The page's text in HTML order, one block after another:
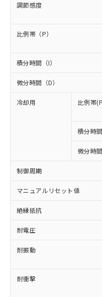
調節感度
比例帯（P）
積分時間（I）
微分時間（D）
冷却用 比例帯
積分時
微分時
制御周期
マニュアルリセット値
絶縁抵抗
耐電圧
耐振動
耐衝撃
ご利用条件
以下の条件をお
本サービス
商品の当社
(税抜)を提
※1 対応状況
対応済み：
非含有に対応し
す。
対応予定：EU
有に対応した製
対応予定なし：
非含有の対応状